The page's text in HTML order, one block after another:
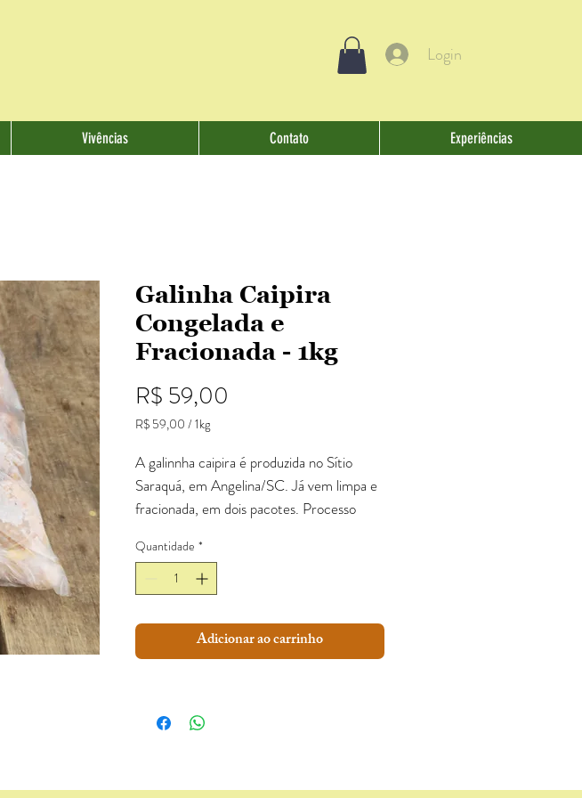
Login
Vivências Contato Experiências
Galinha Caipira
Congelada e
Fracionada - 1kg
R$ 59,00
R$ 59,00 /1kg
por
quilograma
A galinnha caipira é produzida no Sítio
Saraquá, em Angelina/SC. Já vem limpa e
fracionada, em dois pacotes. Processo
Quantidade *
Adicionar ao carrinho